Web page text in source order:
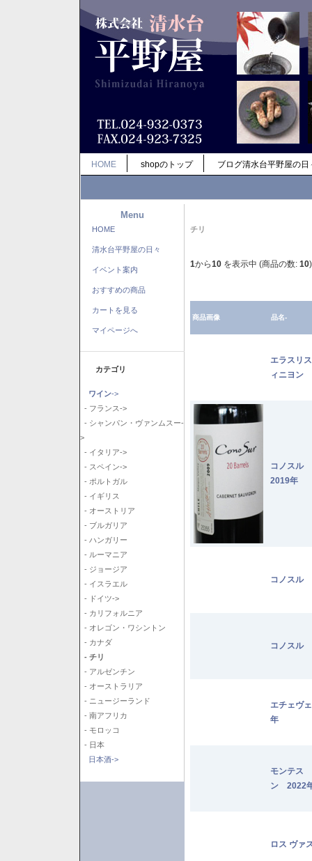
HOME shopのトップ ブログ清水台平野屋の日
Menu
HOME
清水台平野屋の日々
イベント案内
おすすめの商品
カートを見る
マイページへ
カテゴリ
ワイン->
- フランス->
- シャンパン・ヴァンムスー-
>
- イタリア->
- スペイン->
- ポルトガル
- イギリス
- オーストリア
- ブルガリア
- ハンガリー
- ルーマニア
- ジョージア
- イスラエル
- ドイツ->
- カリフォルニア
- オレゴン・ワシントン
- カナダ
- チリ
- アルゼンチン
- オーストラリア
- ニュージーランド
- 南アフリカ
- モロッコ
- 日本
日本酒->
チリ
1から10 を表示中 (商品の数: 10)
商品画像 品名-
エラスリ
ィニヨン
コノスル
2019年
コノスル
コノスル
エチェヴ
年
モンテス
ン 2022
ロス ヴァ